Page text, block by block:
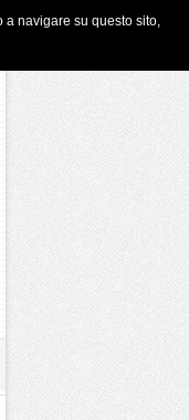
a navigare su questo sito,